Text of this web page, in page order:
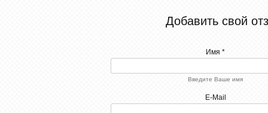
Добавить свой
Имя *
Введите Ваше имя
E-Mail